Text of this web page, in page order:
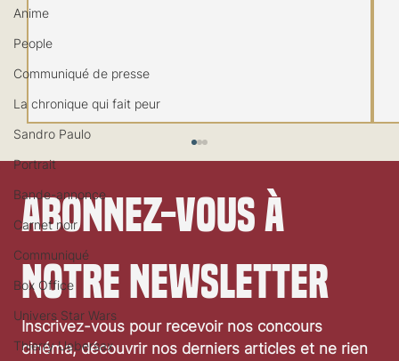
Anime
People
Communiqué de presse
La chronique qui fait peur
Sandro Paulo
Portrait
Bande-annonce
Carnet noir
Communiqué
Box Office
Univers Star Wars
Thierry Uebersax
Festival de Locarno 2026: Taxi Driver
Abonnez-vous à
notre newsletter
Inscrivez-vous pour recevoir nos concours
cinéma, découvrir nos derniers articles et ne rien